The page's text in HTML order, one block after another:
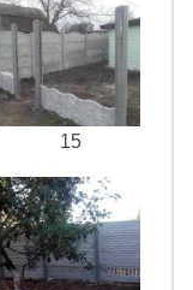
15